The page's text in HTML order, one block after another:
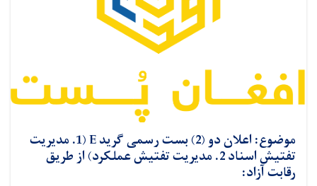
موضوع: اعلان دو (2) بست رسمی گرید E (1. مدیریت
تفتیش اسناد 2. مدیریت تفتیش عملکرد) از طریق
رقابت آزاد: